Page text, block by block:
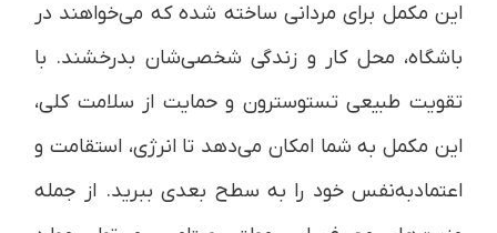
این مکمل برای مردانی ساخته شده که می‌خواهند در
باشگاه، محل کار و زندگی شخصی‌شان بدرخشند. با
تقویت طبیعی تستوسترون و حمایت از سلامت کلی،
این مکمل به شما امکان می‌دهد تا انرژی، استقامت و
اعتمادبه‌نفس خود را به سطح بعدی ببرید. از جمله